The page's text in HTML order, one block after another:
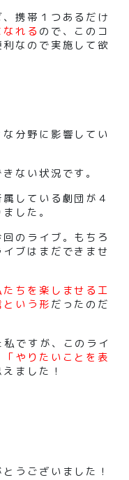
携帯１つあるだけ
れる ので、このコ
なので実施して欲
分野に影響してい
ない状況です。
している劇団が４
した。
のライブ。もちろ
ブはまだできませ
ちを楽しませる工
いう形 だったのだ
ですが、このライ
「やりたいことを表
ました！
うございました！